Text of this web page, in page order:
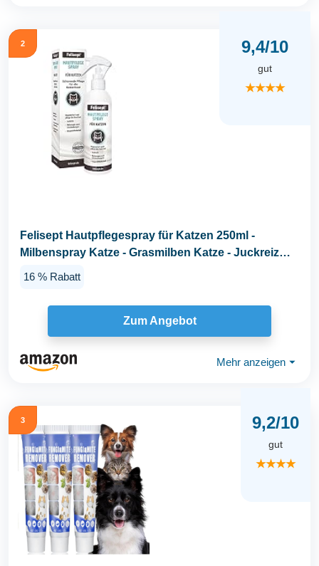
2 9,4/10
gut
★★★★
Felisept Hautpflegespray für Katzen 250ml -
Milbenspray Katze - Grasmilben Katze - Juckreiz
16 % Rabatt
Zum Angebot
Mehr anzeigen ⏷
3 9,2/10
gut
★★★★